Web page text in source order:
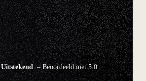
Uitstekend– Beoordeeld met 5.0